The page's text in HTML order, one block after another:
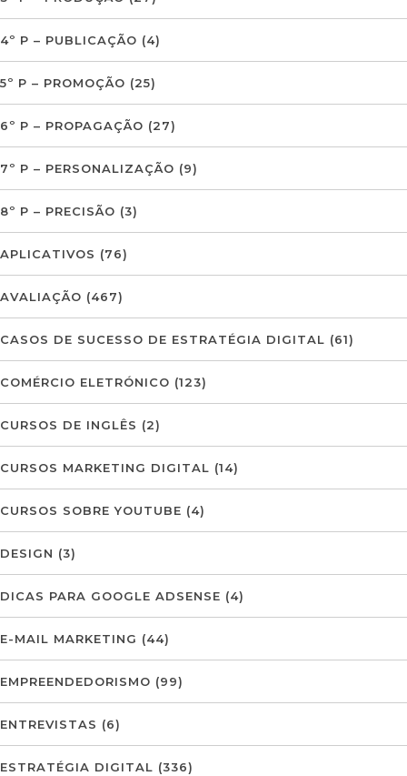
4º P – PUBLICAÇÃO (4)
5º P – PROMOÇÃO (25)
6º P – PROPAGAÇÃO (27)
7º P – PERSONALIZAÇÃO (9)
8º P – PRECISÃO (3)
APLICATIVOS (76)
AVALIAÇÃO (467)
CASOS DE SUCESSO DE ESTRATÉGIA DIGITAL (61)
COMÉRCIO ELETRÓNICO (123)
CURSOS DE INGLÊS (2)
CURSOS MARKETING DIGITAL (14)
CURSOS SOBRE YOUTUBE (4)
DESIGN (3)
DICAS PARA GOOGLE ADSENSE (4)
E-MAIL MARKETING (44)
EMPREENDEDORISMO (99)
ENTREVISTAS (6)
ESTRATÉGIA DIGITAL (336)